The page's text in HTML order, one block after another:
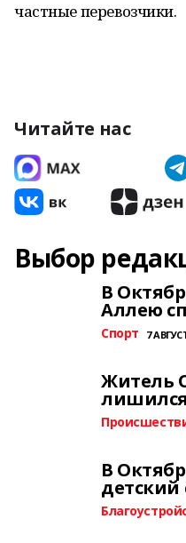
частные перевозчики.
Читайте нас
Выбор
В
Аллею
Спорт 7
Житель
В
детский